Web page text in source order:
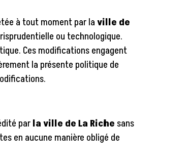
à tout moment par laville de
ou technologique.
Ces modifications engagent
la présente politique de
parla ville de La Richesans
en aucune manière obligé de